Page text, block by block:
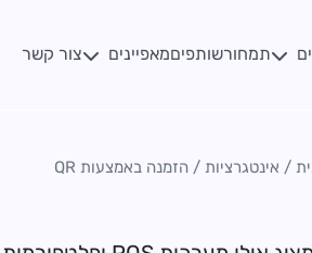
תמחורשותפיםמאפיינים צור קשר
/ אינטגרציות /הזמנה באמצעות QR